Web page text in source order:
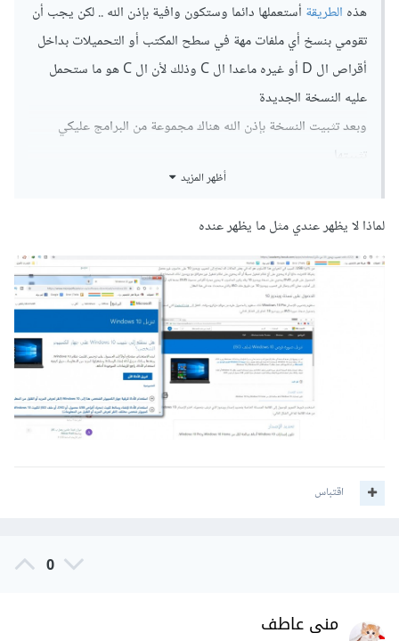
هذه الطريقةأستعملها دائما وستكون وافية بإذن الله .. لكن يجب أن
تقومي بنسخ أي ملفات مهة في سطح المكتب أو التحميلات بداخل
أقراص ال D أو غيره ماعدا ال C وذلك لأن ال C هو ما ستحمل
عليه النسخة الجديدة
وبعد تثبيت النسخة بإذن الله هناك مجموعة من البرامج عليكي
netFramework
أظهر المزيد
لماذا لا يظهر عندي مثل ما يظهر عنده
اقتباس
0
منى عاطف